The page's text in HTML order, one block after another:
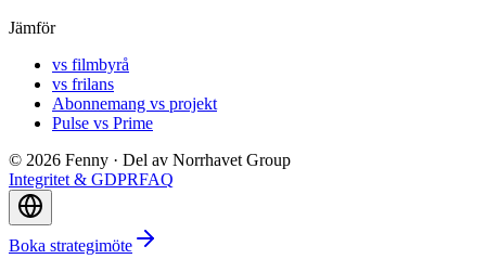
Jämför
vs filmbyrå
vs frilans
Abonnemang vs projekt
Pulse vs Prime
© 2026 Fenny · Del av Norrhavet Group
Integritet & GDPRFAQ
Boka strategimöte